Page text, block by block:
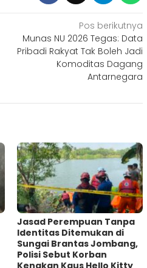
Pos berikutnya
Munas NU 2026 Tegas: Data
Pribadi Rakyat Tak Boleh Jadi
Komoditas Dagang
Antarnegara
Jasad Perempuan Tanpa
Identitas Ditemukan di
Sungai Brantas Jombang,
Polisi Sebut Korban